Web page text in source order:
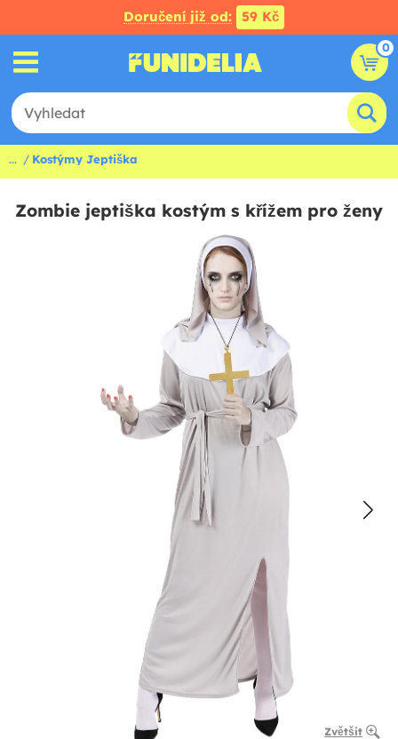
Doručení již od: 59 Kč
0
... Kostýmy Jeptiška
Zombie jeptiška kostým s křížem pro ženy
Zvětšit